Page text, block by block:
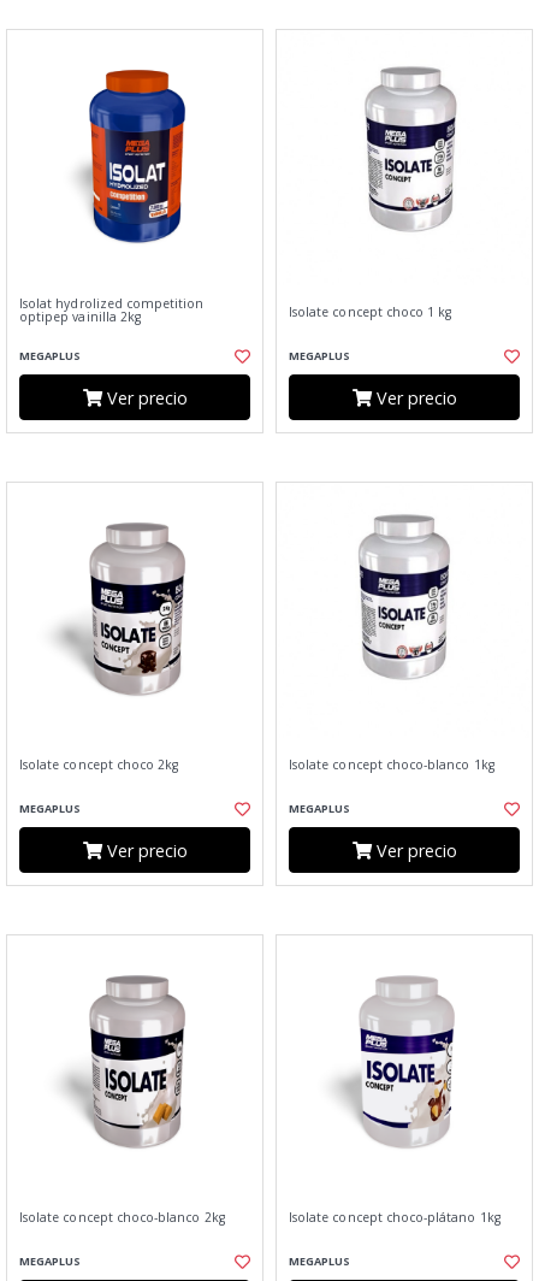
Isolat hydrolized competition
optipep vainilla 2kg
MEGAPLUS
Ver precio
Isolate concept choco 1 kg
MEGAPLUS
Ver precio
Isolate concept choco 2kg
MEGAPLUS
Ver precio
Isolate concept choco-blanco 1kg
MEGAPLUS
Ver precio
Isolate concept choco-blanco 2kg
MEGAPLUS
Isolate concept choco-plátano 1kg
MEGAPLUS